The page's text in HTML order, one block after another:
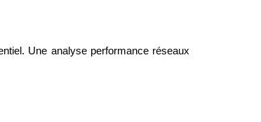
Une analyse performance réseaux